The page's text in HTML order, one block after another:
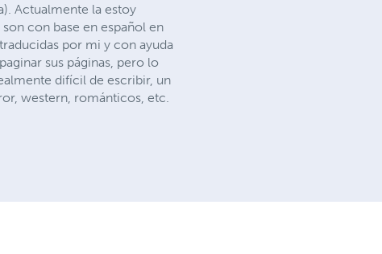
Actualmente la estoy
con base en español en
por mi y con ayuda
sus páginas, pero lo
difícil de escribir, un
western, románticos, etc.